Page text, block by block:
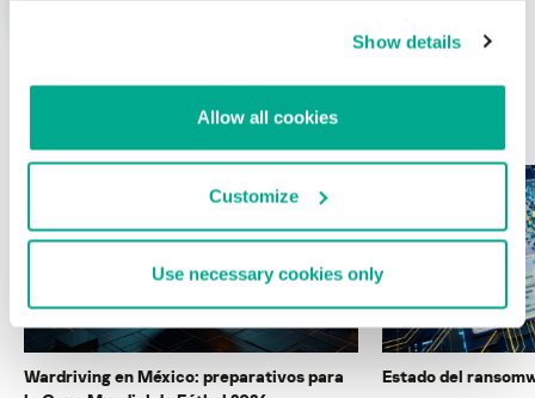
Show details
Allow all cookies
Customize
Use necessary cookies only
ÚLTIMAS PUBLICACIONES
Wardriving en México: preparativos para
Estado del